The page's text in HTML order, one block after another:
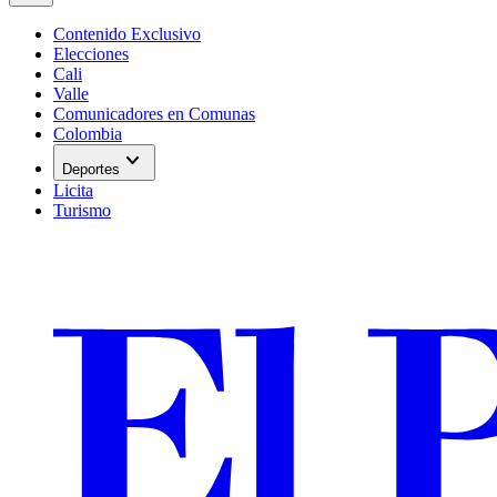
Contenido Exclusivo
Elecciones
Cali
Valle
Comunicadores en Comunas
Colombia
Deportes expand_more
Licita
Turismo